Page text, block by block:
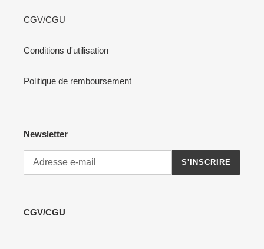
CGV/CGU
Conditions d'utilisation
Politique de remboursement
Newsletter
S'INSCRIRE
CGV/CGU